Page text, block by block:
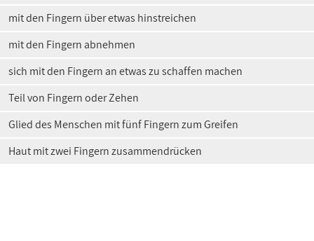
mit den Fingern über etwas hinstreichen
mit den Fingern abnehmen
sich mit den Fingern an etwas zu schaffen machen
Teil von Fingern oder Zehen
Glied des Menschen mit fünf Fingern zum Greifen
Haut mit zwei Fingern zusammendrücken